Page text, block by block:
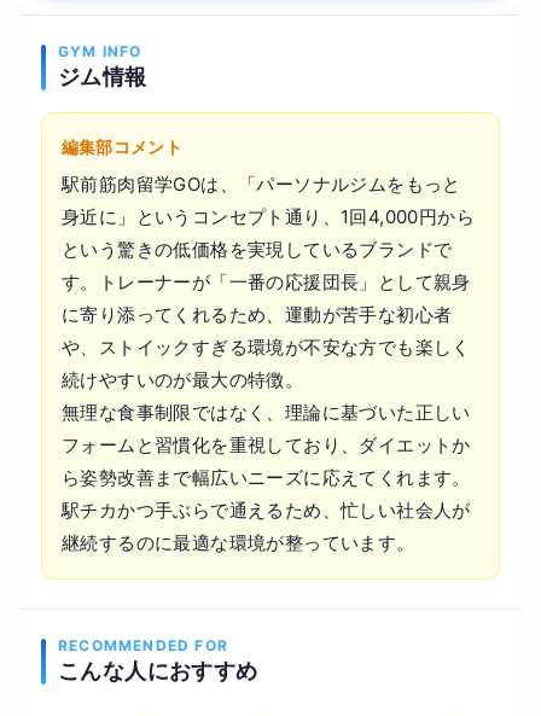
GYM INFO
ジム情報
編集部コメント
駅前筋肉留学GOは、「パーソナルジムをもっと
身近に」というコンセプト通り、1回4,000円から
という驚きの低価格を実現しているブランドで
す。トレーナーが「一番の応援団長」として親身
に寄り添ってくれるため、運動が苦手な初心者
や、ストイックすぎる環境が不安な方でも楽しく
続けやすいのが最大の特徴。
無理な食事制限ではなく、理論に基づいた正しい
フォームと習慣化を重視しており、ダイエットか
ら姿勢改善まで幅広いニーズに応えてくれます。
駅チカかつ手ぶらで通えるため、忙しい社会人が
継続するのに最適な環境が整っています。
RECOMMENDED FOR
こんな人におすすめ